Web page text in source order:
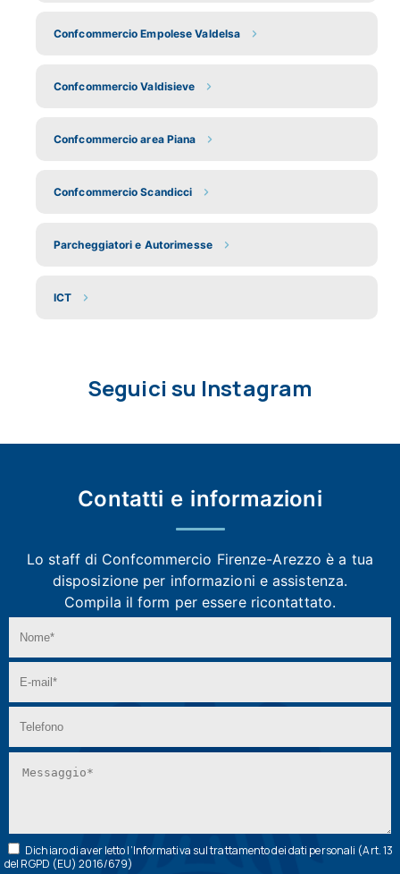
Confcommercio Empolese Valdelsa
Confcommercio Valdisieve
Confcommercio area Piana
Confcommercio Scandicci
Parcheggiatori e Autorimesse
ICT
Seguici su Instagram
Contatti e informazioni
Lo staff di Confcommercio Firenze-Arezzoè a tua
disposizione per informazioni e assistenza.
Compila il form per essere ricontattato.
Dichiaro di aver letto l’Informativa sul trattamento dei dati personali (Art. 13
del RGPD (EU) 2016/679)